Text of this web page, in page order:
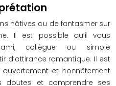
hâtives ou de fantasmer sur
Il est possible qu’il vous
collègue ou simple
d’attirance romantique. Il est
et honnêtement
doutes et comprendre ses